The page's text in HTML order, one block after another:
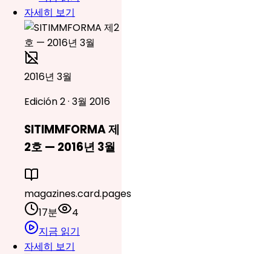
자세히 보기
2016년 3월
Edición 2 · 3월 2016
SITIMMFORMA 제
2호 — 2016년 3월
magazines.card.pages
17분
4
지금 읽기
자세히 보기